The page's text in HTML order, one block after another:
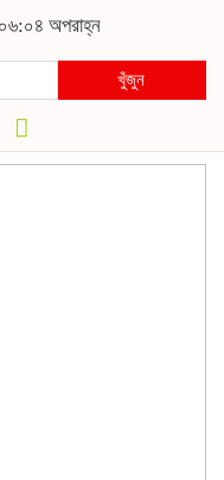
অপরাহ্ন
খুঁজুন